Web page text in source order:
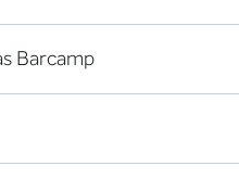
Barcamp